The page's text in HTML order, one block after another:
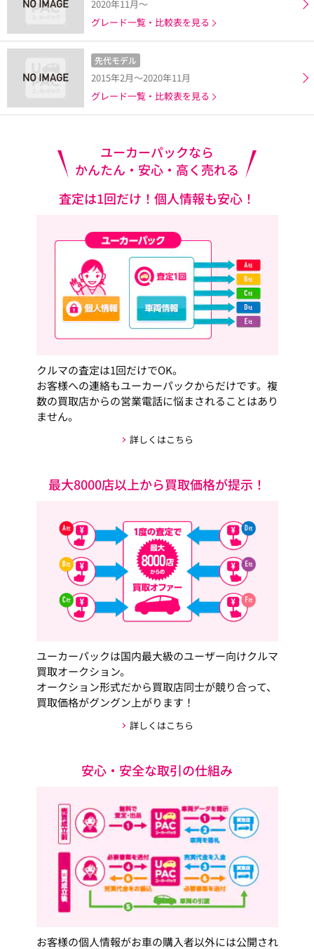
2020年11月～
グレード一覧・比較表を見る
先代モデル
2015年2月～2020年11月
グレード一覧・比較表を見る
ユーカーパックなら
かんたん・安心・高く売れる
査定は1回だけ！個人情報も安心！
クルマの査定は1回だけでOK。
お客様への連絡もユーカーパックからだけです。複
数の買取店からの営業電話に悩まされることはあり
ません。
詳しくはこちら
最大8000店以上から買取価格が提示！
ユーカーパックは国内最大級のユーザー向けクルマ
買取オークション。
オークション形式だから買取店同士が競り合って、
買取価格がグングン上がります！
詳しくはこちら
安心・安全な取引の仕組み
お客様の個人情報がお車の購入者以外には公開され